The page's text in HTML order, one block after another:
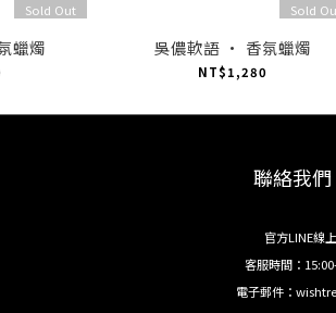
Sold Out
蠟燭
Sold
吳儂軟語 · 香氛蠟燭
NT$1,280
聯絡我們
官方LINE線
客服時間：
電子郵件：